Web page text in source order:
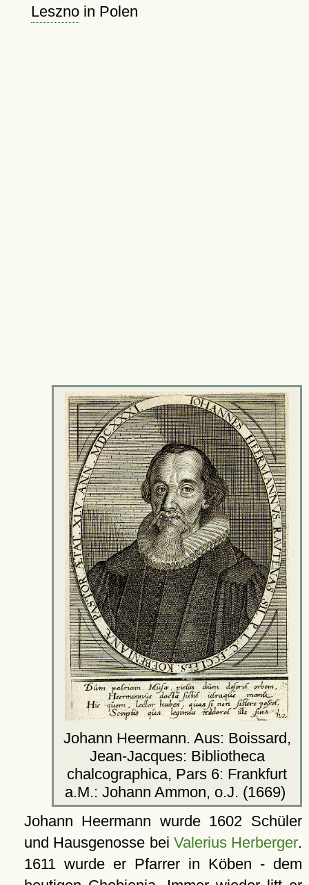
Lesznoin Polen
Johann Heermann. Aus: Boissard,
Jean-Jacques: Bibliotheca
chalcographica, Pars 6: Frankfurt
a.M.: Johann Ammon, o.J. (1669)
Johann Heermann wurde 1602 Schüler
und Hausgenosse bei Valerius Herberger.
1611 wurde er Pfarrer in Köben - dem